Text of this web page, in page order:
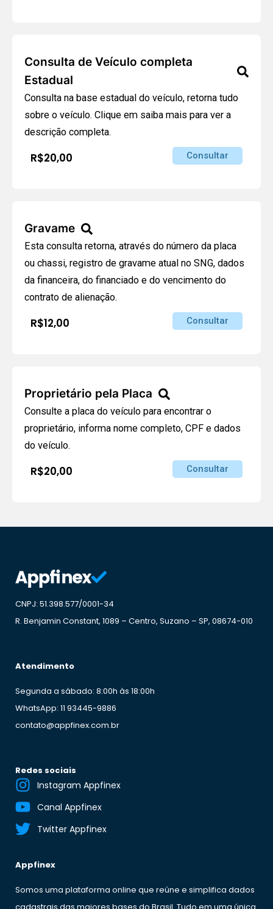
Consulta de Veículo completa
Estadual
Consulta na base estadual do veículo, retorna tudo
sobre o veículo. Clique em saiba mais para ver a
descrição completa.
R$20,00 Consultar
Gravame
Esta consulta retorna, através do número da placa
ou chassi, registro de gravame atual no SNG, dados
da financeira, do financiado e do vencimento do
contrato de alienação.
R$12,00 Consultar
Proprietário pela Placa
Consulte a placa do veículo para encontrar o
proprietário, informa nome completo, CPF e dados
do veículo.
R$20,00 Consultar
CNPJ: 51.398.577/0001-34
R. Benjamin Constant, 1089 – Centro, Suzano – SP, 08674-010
Atendimento
Segunda a sábado: 8:00h às 18:00h
WhatsApp: 11 93445-9886
contato@appfinex.com.br
Redes sociais
Instagram Appfinex
Canal Appfinex
Twitter Appfinex
Appfinex
Somos uma plataforma online que reúne e simplifica dados